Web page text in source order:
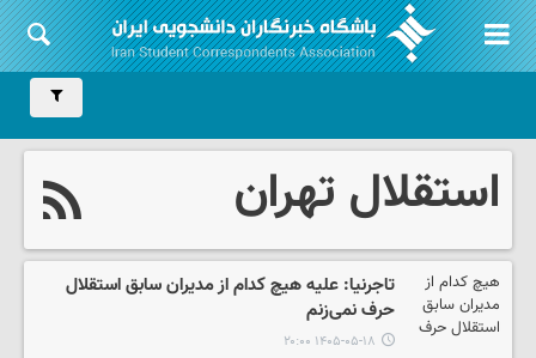
استقلال تهران
تاجرنیا: علیه هیچ کدام از مدیران سابق استقلال
حرف نمی‌زنم
۱۴۰۵-۰۵-۱۸ ۲۰:۰۰